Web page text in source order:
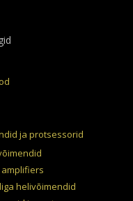
ja protsessorid
helivõimendid